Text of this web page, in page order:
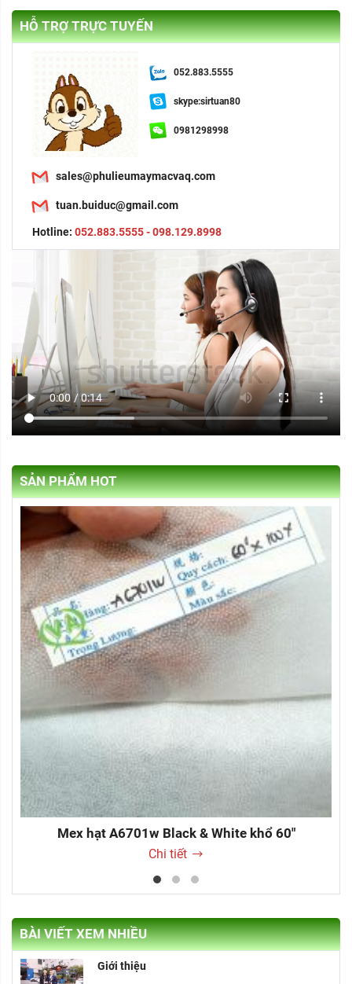
HỖ TRỢ TRỰC TUYẾN
052.883.5555
skype:sirtuan80
0981298998
sales@phulieumaymacvaq.com
tuan.buiduc@gmail.com
Hotline: 052.883.5555 - 098.129.8998
SẢN PHẨM HOT
Mex hạt A6701w Black & White khổ 60"
Chi tiết
BÀI VIẾT XEM NHIỀU
Giới thiệu